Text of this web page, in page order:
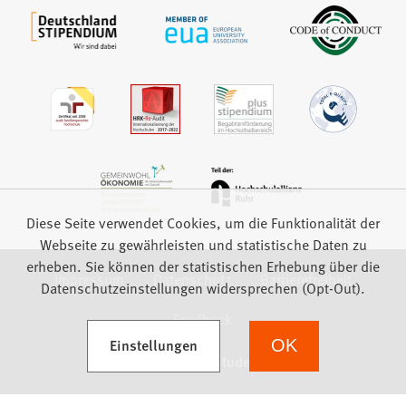
Impressum Datenschutz
Barrierefreiheit
Feedback
Diese Seite verwendet Cookies, um die Funktionalität der
Webseite zu gewährleisten und statistische Daten zu
erheben. Sie können der statistischen Erhebung über die
Datenschutzeinstellungen widersprechen (Opt-Out).
Einstellungen
(Öffnet in einem neuen Tab) OK